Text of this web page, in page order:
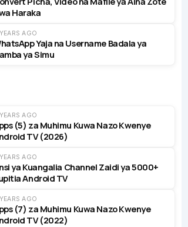
Haraka
AGO
Yaja na Username Badala ya
ya Simu
AGO
(5) za Muhimu Kuwa Nazo Kwenye
TV (2026)
AGO
ya Kuangalia Channel Zaidi ya 5000+
Android TV
AGO
(7) za Muhimu Kuwa Nazo Kwenye
TV (2022)